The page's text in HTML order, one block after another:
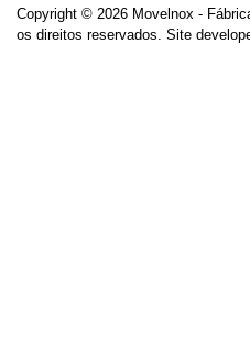
Copyright © 2026 Movelnox -
os direitos reservados. Site